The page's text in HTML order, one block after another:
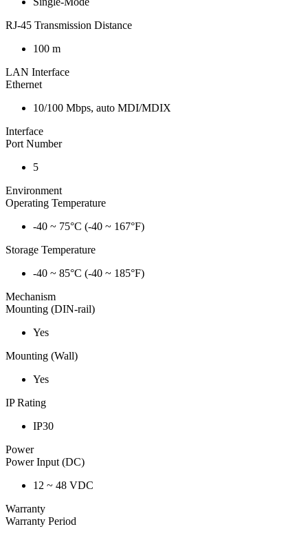
RJ-45 Transmission Distance
100 m
LAN Interface
Ethernet
10/100 Mbps, auto MDI/MDIX
Interface
Port Number
5
Environment
Operating Temperature
-40 ~ 75°C (-40 ~ 167°F)
Storage Temperature
-40 ~ 85°C (-40 ~ 185°F)
Mechanism
Mounting (DIN-rail)
Yes
Mounting (Wall)
Yes
IP Rating
IP30
Power
Power Input (DC)
12 ~ 48 VDC
Warranty
Warranty Period